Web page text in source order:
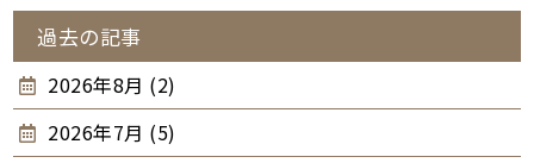
過去の記事
2026年8月 (2)
2026年7月 (5)